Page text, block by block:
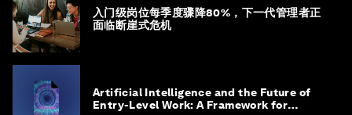
入门级岗位每季度骤降80%，下一代管理者正
面临断崖式危机
Artificial Intelligence and the Future of
Entry-Level Work: A Framework for